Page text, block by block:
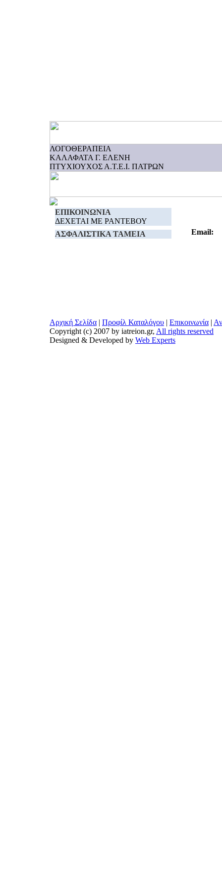
ΛΟΓΟΘΕΡΑΠΕΙΑ
ΚΑΛΑΦΑΤΑ Γ. ΕΛΕΝΗ
ΠΤΥΧΙΟΥΧΟΣ Α.Τ.Ε.Ι. ΠΑΤΡΩΝ
ΕΠΙΚΟΙΝΩΝΙΑ
ΔΕΧΕΤΑΙ ΜΕ ΡΑΝΤΕΒΟΥ
ΑΣΦΑΛΙΣΤΙΚΑ TAMEIA
Email:
Αρχική Σελίδα | Προφίλ Καταλόγου | Επικοινωνία |
Copyright (c) 2007 by iatreion.gr, All rights reserved
Designed & Developed by Web Experts